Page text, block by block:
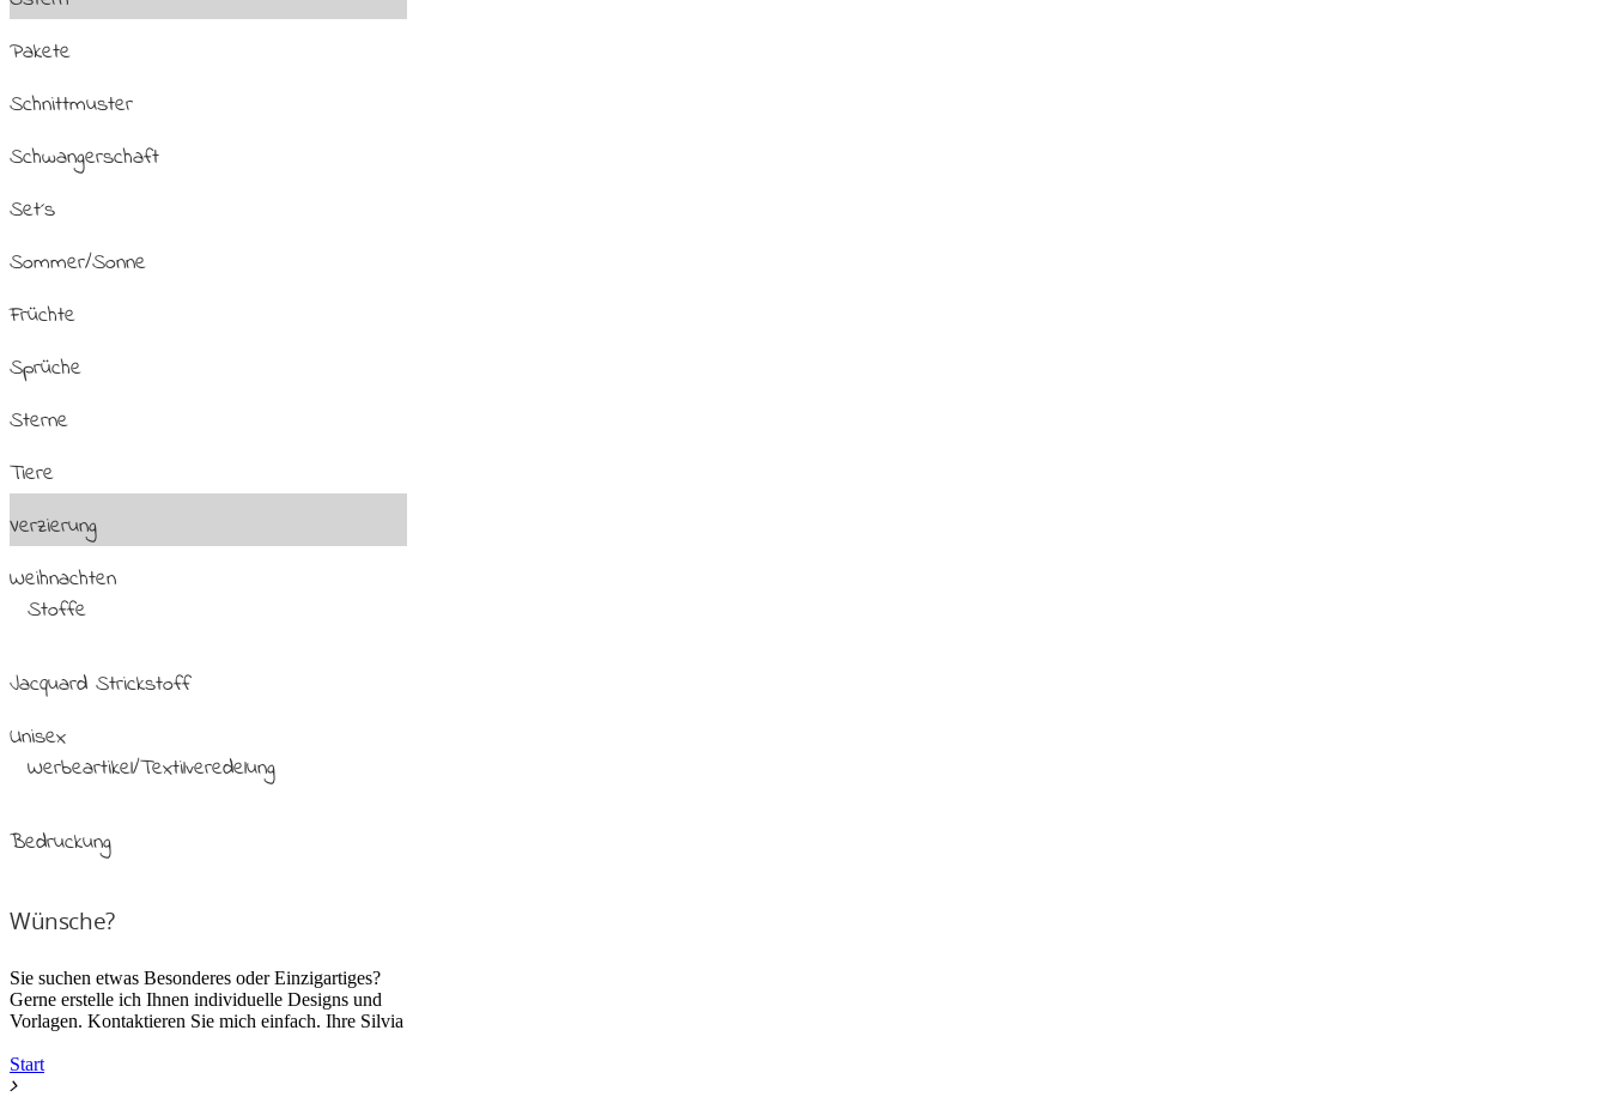
Pakete
Schnittmuster
Schwangerschaft
Set´s
Sommer/Sonne
Früchte
Sprüche
Sterne
Tiere
Verzierung
Weihnachten
Stoffe
Jacquard Strickstoff
Unisex
Werbeartikel/Textilveredelung
Bedruckung
Wünsche?
Sie suchen etwas Besonderes oder Einzigartiges?
Gerne erstelle ich Ihnen individuelle Designs und
Vorlagen. Kontaktieren Sie mich einfach. Ihre Silvia
Start